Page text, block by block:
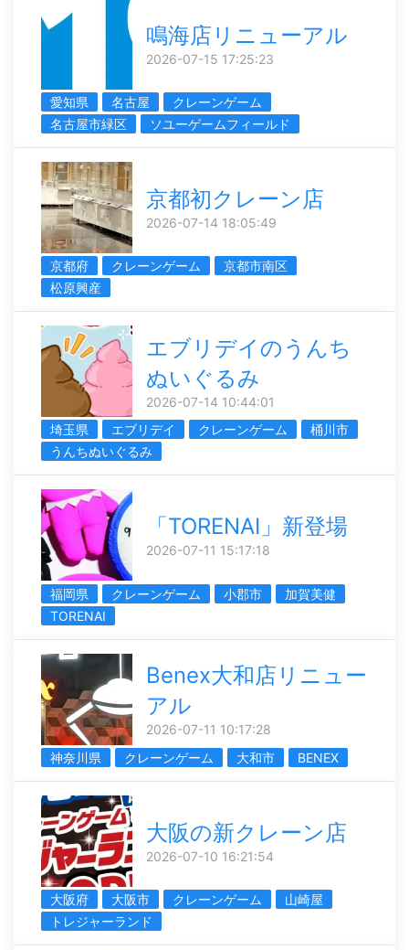
鳴海店リニューアル
2026-07-15 17:25:23
愛知県 名古屋
クレーンゲーム
名古屋市緑区
ソユーゲームフィールド
京都初クレーン店
2026-07-14 18:05:49
京都府 クレーンゲーム
京都市南区
松原興産
エブリデイのうんち
ぬいぐるみ
2026-07-14 10:44:01
埼玉県
エブリデイ クレーンゲーム
桶川市
うんちぬいぐるみ
「TORENAI」新登場
2026-07-11 15:17:18
福岡県 クレーンゲーム 小郡市
加賀美健
TORENAI
Benex大和店リニュー
アル
2026-07-11 10:17:28
神奈川県
クレーンゲーム 大和市 BENEX
大阪の新クレーン店
2026-07-10 16:21:54
大阪府 大阪市 クレーンゲーム
山崎屋
トレジャーランド